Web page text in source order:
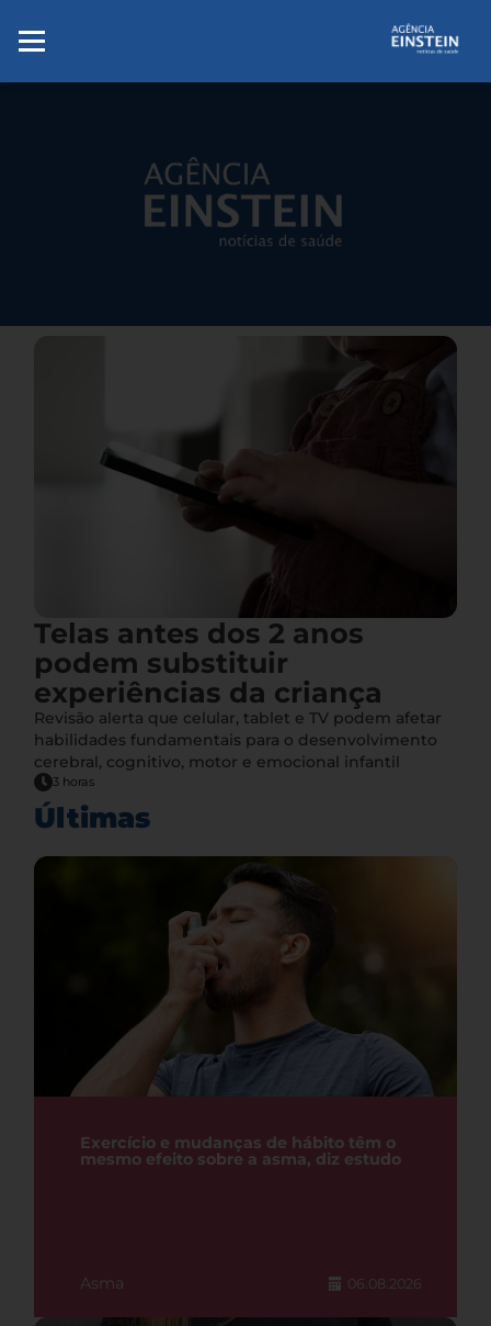
Telas antes dos 2 anos
podem substituir
experiências da criança
Revisão alerta que celular, tablet e TV podem afetar
habilidades fundamentais para o desenvolvimento
cerebral, cognitivo, motor e emocional infantil
3 horas
Últimas
Exercício e mudanças de hábito têm o
mesmo efeito sobre a asma, diz estudo
Asma 06.08.2026